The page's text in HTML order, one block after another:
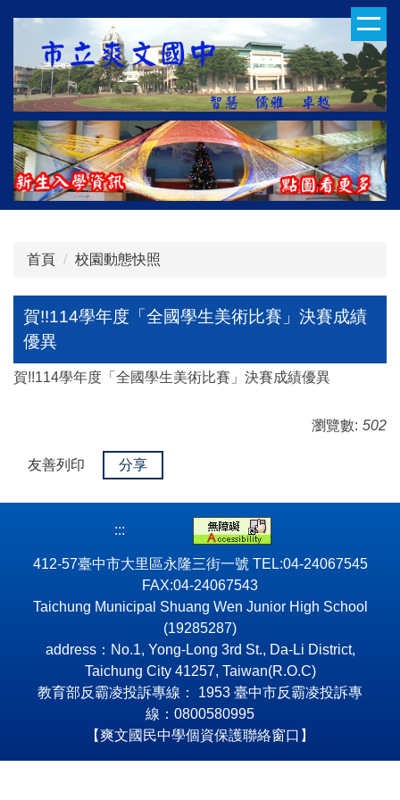
要
內
容
區
首頁 校園動態快照
賀!!114學年度「全國學生美術比賽」決賽成績
優異
賀!!114學年度「全國學生美術比賽」決賽成績優異
瀏覽數: 502
友善列印 分享
:::
412-57臺中市大里區永隆三街一號 TEL:04-24067545
FAX:04-24067543
Taichung Municipal Shuang Wen Junior High School
(19285287)
address：No.1, Yong-Long 3rd St., Da-Li District,
Taichung City 41257, Taiwan(R.O.C)
教育部反霸凌投訴專線： 1953 臺中市反霸凌投訴專
線：0800580995
【爽文國民中學個資保護聯絡窗口】